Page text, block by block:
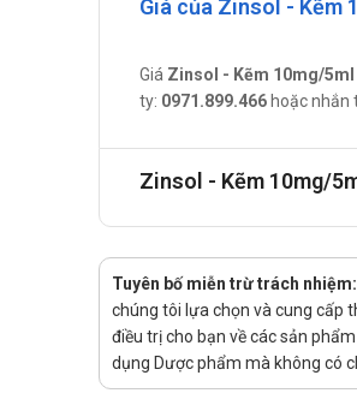
Chống chỉ định
Người quá mẫn với bất cứ
Tác dụng phụ của
Tác dụng phụ có thể sảy ra
Đau bụng, khó tiêu,
Lưu ý khi sử dụng
Tương tác với thuốc
Báo cáo với bác sĩ những
Sản phẩm tương tự
Giá của Zinsol - Kẽm
Giá Zinsol - Kẽm 10mg/5ml
ty: 0971.899.466 hoặc nhắn
Zinsol - Kẽm 10mg/
Tuyên bố miễn trừ trách nhiệm:
chúng tôi lựa chọn và cung cấp
điều trị cho bạn về các sản
dụng Dược phẩm mà không có